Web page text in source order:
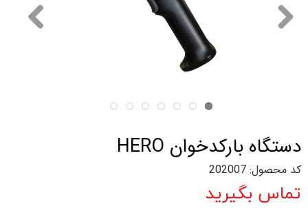
دستگاه بارکدخوان HERO
کد محصول: 202007
تماس بگیرید